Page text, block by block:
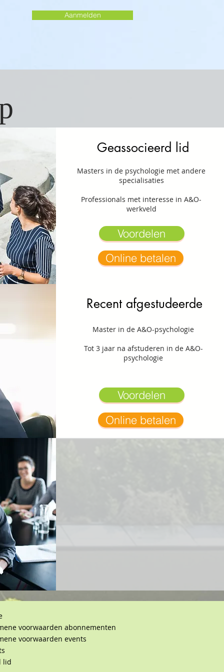
Aanmelden
Geassocieerd lid
Masters in de psychologie met andere
specialisaties
Professionals met interesse in A&O-
werkveld
Voordelen
Online betalen
Recent afgestudeerde
Master in de A&O-psychologie
Tot 3 jaar na afstuderen in de A&O-
psychologie
Voordelen
Online betalen
voorwaarden abonnementen
voorwaarden events
lid